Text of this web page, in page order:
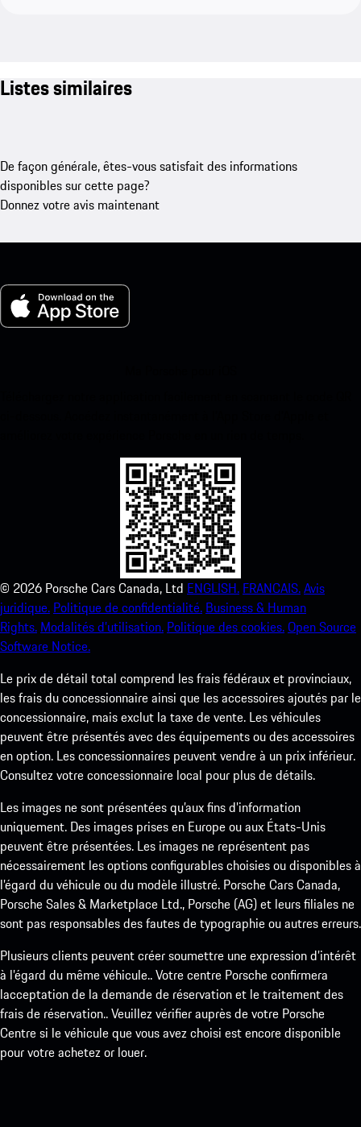
Listes similaires
De façon générale, êtes-vous satisfait des informations
disponibles sur cette page?
Donnez votre avis maintenant
© 2026 Porsche Cars Canada, Ltd ENGLISH. FRANCAIS.Avis
juridique. Politique de confidentialité. Business & Human
Rights. Modalités d’utilisation. Politique des cookies.Open Source
Software Notice.
Le prix de détail total comprend les frais fédéraux et provinciaux,
les frais du concessionnaire ainsi que les accessoires ajoutés par le
concessionnaire, mais exclut la taxe de vente. Les véhicules
peuvent être présentés avec des équipements ou des accessoires
en option. Les concessionnaires peuvent vendre à un prix inférieur.
Consultez votre concessionnaire local pour plus de détails.
Les images ne sont présentées qu’aux fins d’information
uniquement. Des images prises en Europe ou aux États-Unis
peuvent être présentées. Les images ne représentent pas
nécessairement les options configurables choisies ou disponibles à
l’égard du véhicule ou du modèle illustré. Porsche Cars Canada,
Porsche Sales & Marketplace Ltd., Porsche (AG) et leurs filiales ne
sont pas responsables des fautes de typographie ou autres erreurs.
Plusieurs clients peuvent créer soumettre une expression d’intérêt
à l’égard du même véhicule.. Votre centre Porsche confirmera
lacceptation de la demande de réservation et le traitement des
frais de réservation.. Veuillez vérifier auprès de votre Porsche
Centre si le véhicule que vous avez choisi est encore disponible
pour votre achetez or louer.